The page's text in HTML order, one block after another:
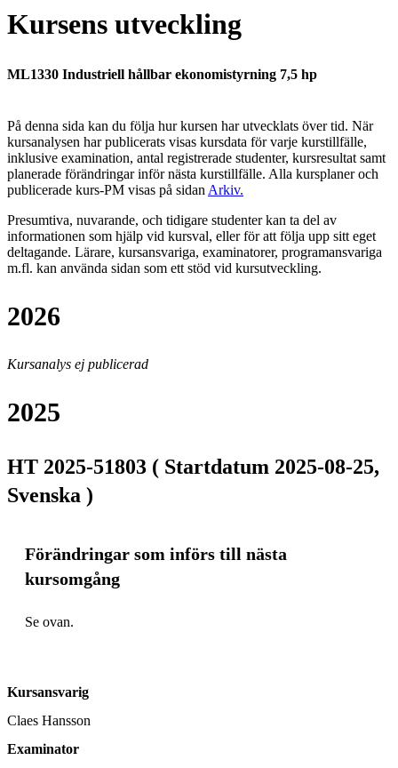
Kursens utveckling
ML1330 Industriell hållbar ekonomistyrning 7,5 hp
På denna sida kan du följa hur kursen har utvecklats över tid. När
kursanalysen har publicerats visas kursdata för varje kurstillfälle,
inklusive examination, antal registrerade studenter, kursresultat samt
planerade förändringar inför nästa kurstillfälle. Alla kursplaner och
publicerade kurs-PM visas på sidan Arkiv.
Presumtiva, nuvarande, och tidigare studenter kan ta del av
informationen som hjälp vid kursval, eller för att följa upp sitt eget
deltagande. Lärare, kursansvariga, examinatorer, programansvariga
m.fl. kan använda sidan som ett stöd vid kursutveckling.
2026
Kursanalys ej publicerad
2025
HT 2025-51803 ( Startdatum 2025-08-25,
Svenska )
Förändringar som införs till nästa
kursomgång
Se ovan.
Kursansvarig
Claes Hansson
Examinator